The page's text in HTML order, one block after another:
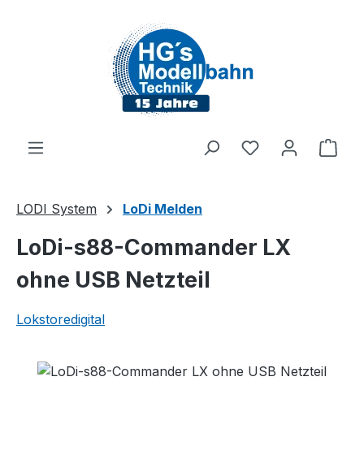
Zum Hauptinhalt springen
Du hast 0
LODI System LoDi Melden
LoDi-s88-Commander LX
ohne USB Netzteil
Lokstoredigital
Bildergalerie überspringen